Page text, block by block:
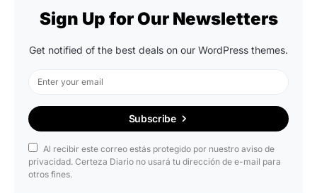
Sign Up for Our Newsletters
Get notified of the best deals on our WordPress themes.
Subscribe
Al recibir este correo estás protegido por nuestro aviso de
privacidad. Certeza Diario no usará tu dirección de e-mail para
otros fines.